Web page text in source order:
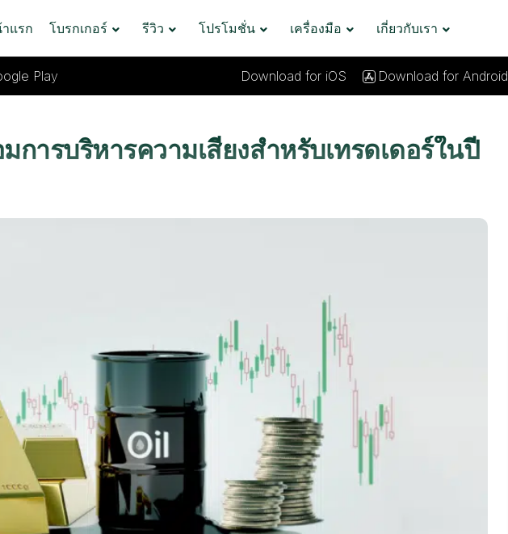
แรก โบรกเกอร์ รีวิว โปรโมชั่น เครื่องมือ เกี่ยวกับเรา
Play Download for iOS Download for Android
การบริหารความเสี่ยงสำหรับเทรดเดอร์ในปี